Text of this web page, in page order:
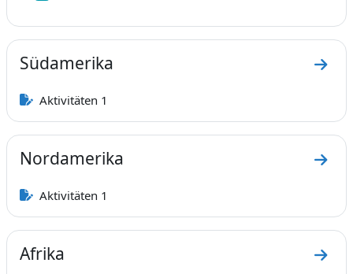
Südamerika Zum
Aktivitäten 1
Nordamerika Zum
Aktivitäten 1
Afrika Zum